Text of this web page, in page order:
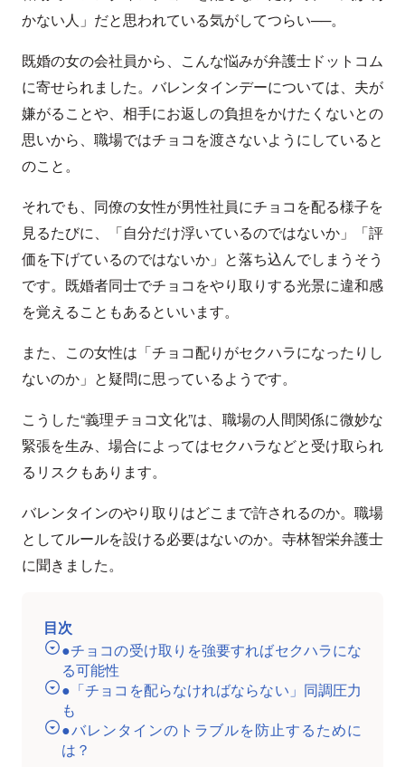
かない人」だと思われている気がしてつらい──。
既婚の女の会社員から、こんな悩みが弁護士ドットコム
に寄せられました。バレンタインデーについては、夫が
嫌がることや、相手にお返しの負担をかけたくないとの
思いから、職場ではチョコを渡さないようにしていると
のこと。
それでも、同僚の女性が男性社員にチョコを配る様子を
見るたびに、「自分だけ浮いているのではないか」「評
価を下げているのではないか」と落ち込んでしまうそう
です。既婚者同士でチョコをやり取りする光景に違和感
を覚えることもあるといいます。
また、この女性は「チョコ配りがセクハラになったりし
ないのか」と疑問に思っているようです。
こうした“義理チョコ文化”は、職場の人間関係に微妙な
緊張を生み、場合によってはセクハラなどと受け取られ
るリスクもあります。
バレンタインのやり取りはどこまで許されるのか。職場
としてルールを設ける必要はないのか。寺林智栄弁護士
に聞きました。
目次
●チョコの受け取りを強要すればセクハラにな
る可能性
●「チョコを配らなければならない」同調圧力
も
●バレンタインのトラブルを防止するために
は？